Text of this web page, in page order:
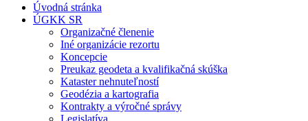
Úvodná stránka
ÚGKK SR
Organizačné členenie
Iné organizácie rezortu
Koncepcie
Preukaz geodeta a kvalifikačná skúška
Kataster nehnuteľností
Geodézia a kartografia
Kontrakty a výročné správy
Legislatíva